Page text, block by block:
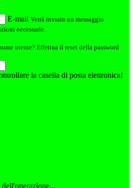
E-mail Verrà inviato un messaggio
necessarie.
utente? Effettua il reset della password
la casella di posta elettronica!